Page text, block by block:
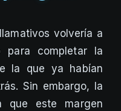
volvería a
para completar la
la que ya habían
Sin embargo, la
que este margen